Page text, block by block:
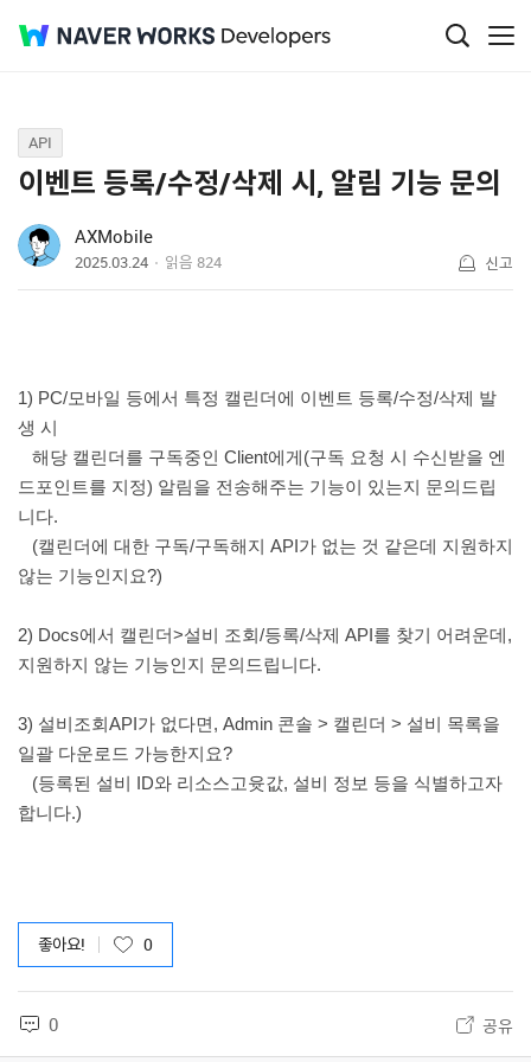
Q&A
API
이벤트 등록/수정/삭제 시, 알림 기능 문의
AXMobile
2025.03.24 읽음 824 신고
1) PC/모바일 등에서 특정 캘린더에 이벤트 등록/수정/삭제 발
생 시
해당 캘린더를 구독중인 Client에게(구독 요청 시 수신받을 엔
드포인트를 지정) 알림을 전송해주는 기능이 있는지 문의드립
니다.
(캘린더에 대한 구독/구독해지 API가 없는 것 같은데 지원하지
않는 기능인지요?)
2) Docs에서 캘린더>설비 조회/등록/삭제 API를 찾기 어려운데,
지원하지 않는 기능인지 문의드립니다.
3) 설비조회API가 없다면, Admin 콘솔 > 캘린더 > 설비 목록을
일괄 다운로드 가능한지요?
(등록된 설비 ID와 리소스고윳값, 설비 정보 등을 식별하고자
합니다.)
좋아요! 0
0 공유